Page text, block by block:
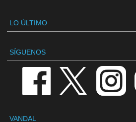
LO ÚLTIMO
SÍGUENOS
VANDAL